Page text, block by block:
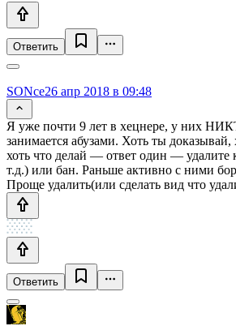
Ответить
SONce26 апр 2018 в 09:48
Я уже почти 9 лет в хецнере, у них
занимается абузами. Хоть ты
хоть что делай — ответ один — удалите
т.д.) или бан. Раньше активно с ними
Проще удалить(или сделать вид что
Ответить